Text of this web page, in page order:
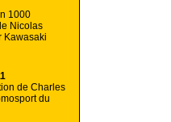
1000
Nicolas
Kawasaki
de Charles
du